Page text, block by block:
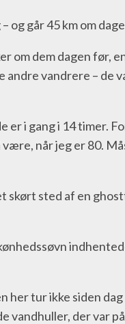
og går 45 km om
om dem dagen før,
vandrere – de
er i gang i 14 timer.
når jeg er 80.
skørt sted af en
tur ikke siden
vandhuller, der var